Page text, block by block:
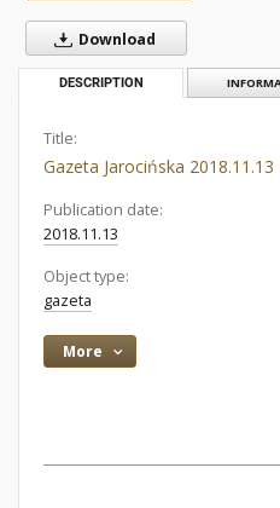
Download
DESCRIPTION
Title:
Gazeta Jarocińska
Publication date:
2018.11.13
Object type:
gazeta
More